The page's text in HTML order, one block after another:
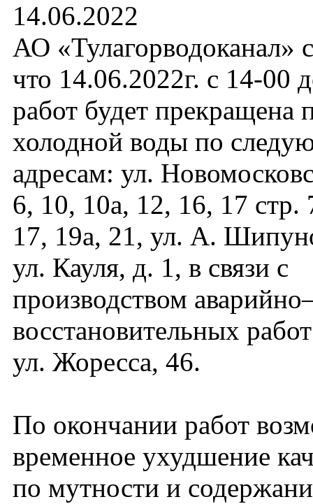
14.06.2022
АО «Тулагорводоканал»
что 14.06.2022г. с 14-00
работ будет прекращена
холодной воды по
адресам: ул.
6, 10, 10а, 12, 16, 17 стр.
17, 19а, 21, ул. А.
ул. Кауля, д. 1, в связи с
производством
восстановительных
ул. Жоресса, 46.
По окончании работ
временное ухудшение
по мутности и